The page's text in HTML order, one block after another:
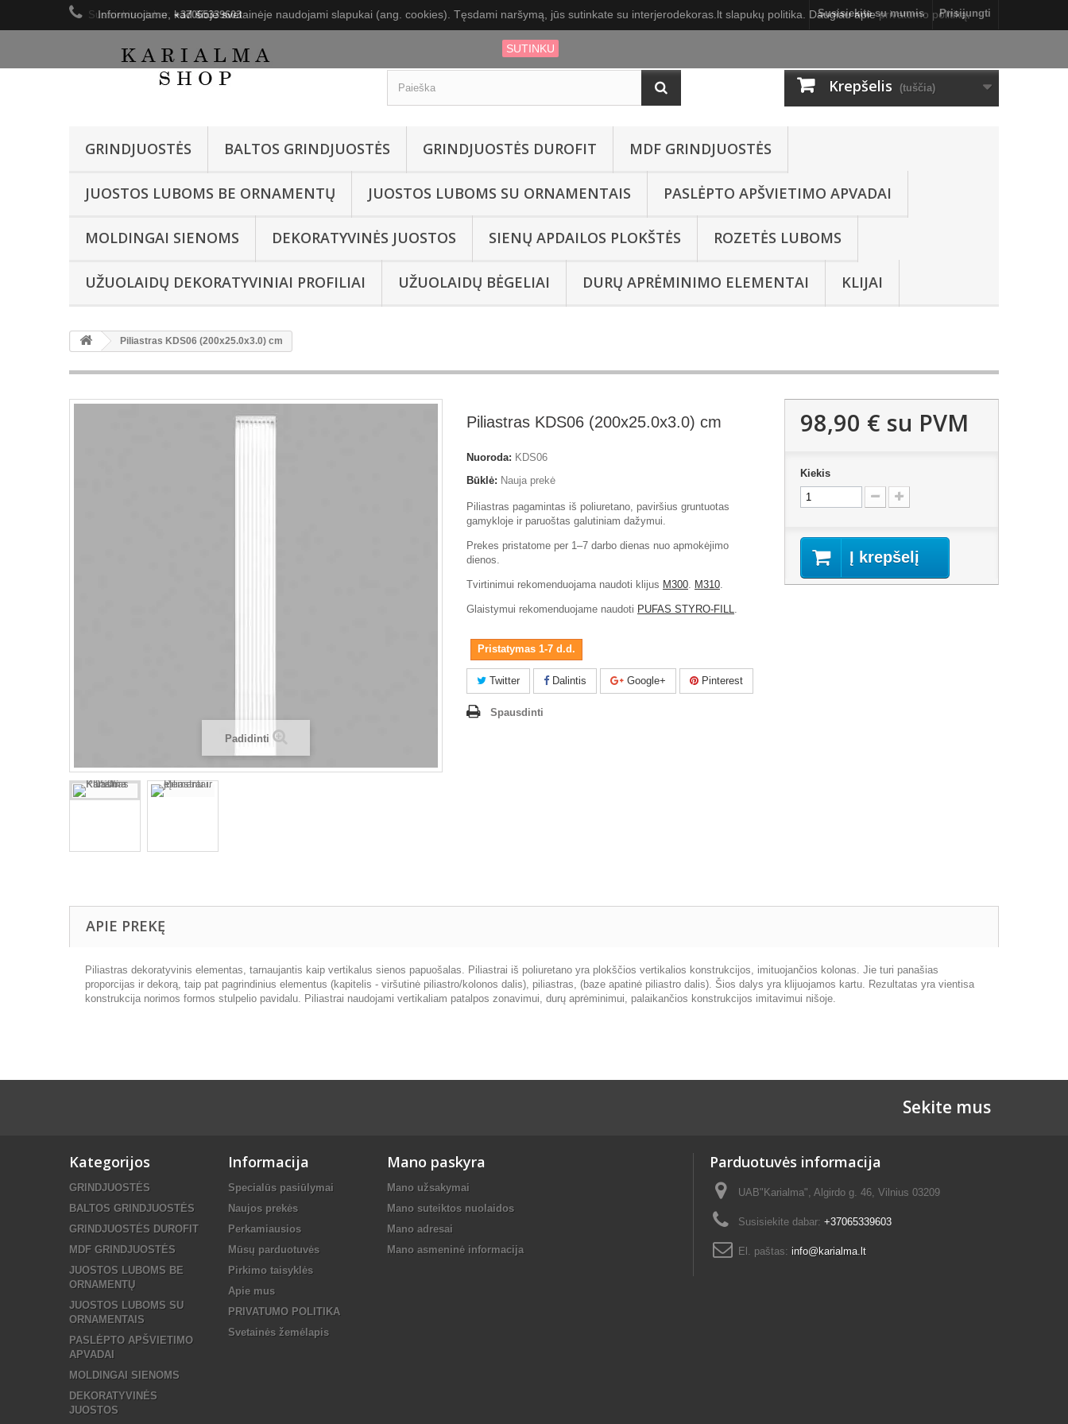
Prisijungti
Susisiekite su mumis
Susisiekite dabar: +37065339603
Krepšelis (tuščia)
GRINDJUOSTĖS BALTOS GRINDJUOSTĖS GRINDJUOSTĖS DUROFIT MDF GRINDJUOSTĖS
JUOSTOS LUBOMS BE ORNAMENTŲ JUOSTOS LUBOMS SU ORNAMENTAIS PASLĖPTO APŠVIETIMO APVADAI
MOLDINGAI SIENOMS DEKORATYVINĖS JUOSTOS SIENŲ APDAILOS PLOKŠTĖS ROZETĖS LUBOMS
UŽUOLAIDŲ DEKORATYVINIAI PROFILIAI UŽUOLAIDŲ BĖGELIAI DURŲ APRĖMINIMO ELEMENTAI KLIJAI
Piliastras KDS06 (200x25.0x3.0) cm
Padidinti
Piliastras KDS06 (200x25.0x3.0) cm
Nuoroda: KDS06
Būklė: Nauja prekė
Piliastras pagamintas iš poliuretano, paviršius gruntuotas
gamykloje ir paruoštas galutiniam dažymui.
Prekes pristatome per 1–7 darbo dienas nuo apmokėjimo
dienos.
Tvirtinimui rekomenduojama naudoti klijus M300. M310.
Glaistymui rekomenduojame naudoti PUFAS STYRO-FILL.
Pristatymas 1-7 d.d.
Twitter Dalintis Google+ Pinterest
Spausdinti
98,90 € su PVM
Kiekis
Į krepšelį
APIE PREKĘ
Piliastras dekoratyvinis elementas, tarnaujantis kaip vertikalus sienos papuošalas. Piliastrai iš poliuretano yra plokščios vertikalios konstrukcijos, imituojančios kolonas. Jie turi panašias
proporcijas ir dekorą, taip pat pagrindinius elementus (kapitelis - viršutinė piliastro/kolonos dalis), piliastras, (baze apatinė piliastro dalis). Šios dalys yra klijuojamos kartu. Rezultatas yra vientisa
konstrukcija norimos formos stulpelio pavidalu. Piliastrai naudojami vertikaliam patalpos zonavimui, durų aprėminimui, palaikančios konstrukcijos imitavimui nišoje.
Sekite mus
Kategorijos
GRINDJUOSTĖS
BALTOS GRINDJUOSTĖS
GRINDJUOSTĖS DUROFIT
MDF GRINDJUOSTĖS
JUOSTOS LUBOMS BE
ORNAMENTŲ
JUOSTOS LUBOMS SU
ORNAMENTAIS
PASLĖPTO APŠVIETIMO
APVADAI
MOLDINGAI SIENOMS
DEKORATYVINĖS
JUOSTOS
Informacija
Specialūs pasiūlymai
Naujos prekės
Perkamiausios
Mūsų parduotuvės
Pirkimo taisyklės
Apie mus
PRIVATUMO POLITIKA
Svetainės žemėlapis
Mano paskyra
Mano užsakymai
Mano suteiktos nuolaidos
Mano adresai
Mano asmeninė informacija
Parduotuvės informacija
UAB"Karialma", Algirdo g. 46, Vilnius 03209
Susisiekite dabar: +37065339603
El. paštas: info@karialma.lt
Informuojame, kad šioje svetainėje naudojami slapukai (ang. cookies). Tęsdami naršymą, jūs sutinkate su interjerodekoras.lt slapukų politika. Daugiau apieprivatumo politiką.
SUTINKU